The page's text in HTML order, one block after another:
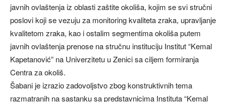
javnih ovlaštenja iz oblasti zaštite okoliša, kojim se svi stručni
poslovi koji se vezuju za monitoring kvaliteta zraka, upravljanje
kvalitetom zraka, kao i ostalim segmentima okoliša putem
javnih ovlaštenja prenose na stručnu instituciju Institut “Kemal
Kapetanović” na Univerzitetu u Zenici sa ciljem formiranja
Centra za okoliš.
Šabani je izrazio zadovoljstvo zbog konstruktivnih tema
razmatranih na sastanku sa predstavnicima Instituta “Kemal